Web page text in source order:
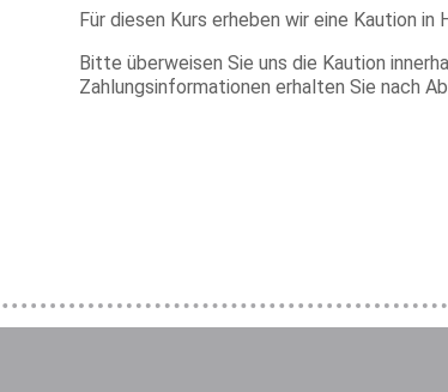
Für diesen Kurs erheben wir eine Kaution in
Bitte überweisen Sie uns die Kaution
Zahlungsinformationen erhalten Sie nach